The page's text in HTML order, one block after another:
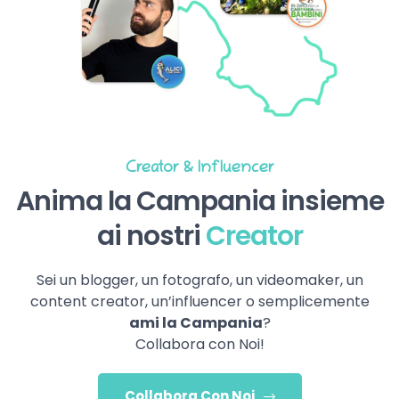
Creator & Influencer
Anima la Campania insieme
ai nostriCreator
Sei un blogger, un fotografo, un videomaker, un
content creator, un’influencer o semplicemente
ami la Campania?
Collabora con Noi!